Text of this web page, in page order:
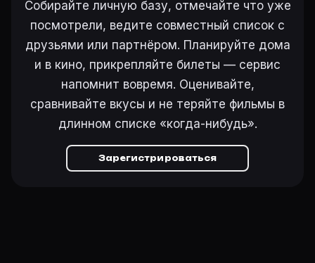
Собирайте личную базу, отмечайте что уже
посмотрели, ведите совместный список с
друзьями или партнёром. Планируйте дома
и в кино, прикрепляйте билеты — сервис
напомнит вовремя. Оценивайте,
сравнивайте вкусы и не теряйте фильмы в
длинном списке «когда-нибудь».
Зарегистрироваться